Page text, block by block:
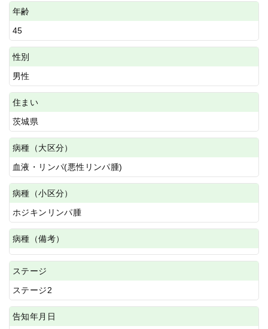
年齢
45
性別
男性
住まい
茨城県
病種（大区分）
血液・リンパ(悪性リンパ腫)
病種（小区分）
ホジキンリンパ腫
病種（備考）
ステージ
ステージ2
告知年月日